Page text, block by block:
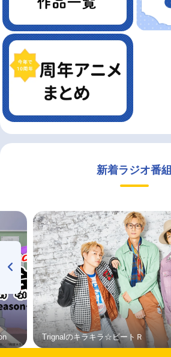
新着ラジオ番組
Trignalのキラキラ☆ビートＲ